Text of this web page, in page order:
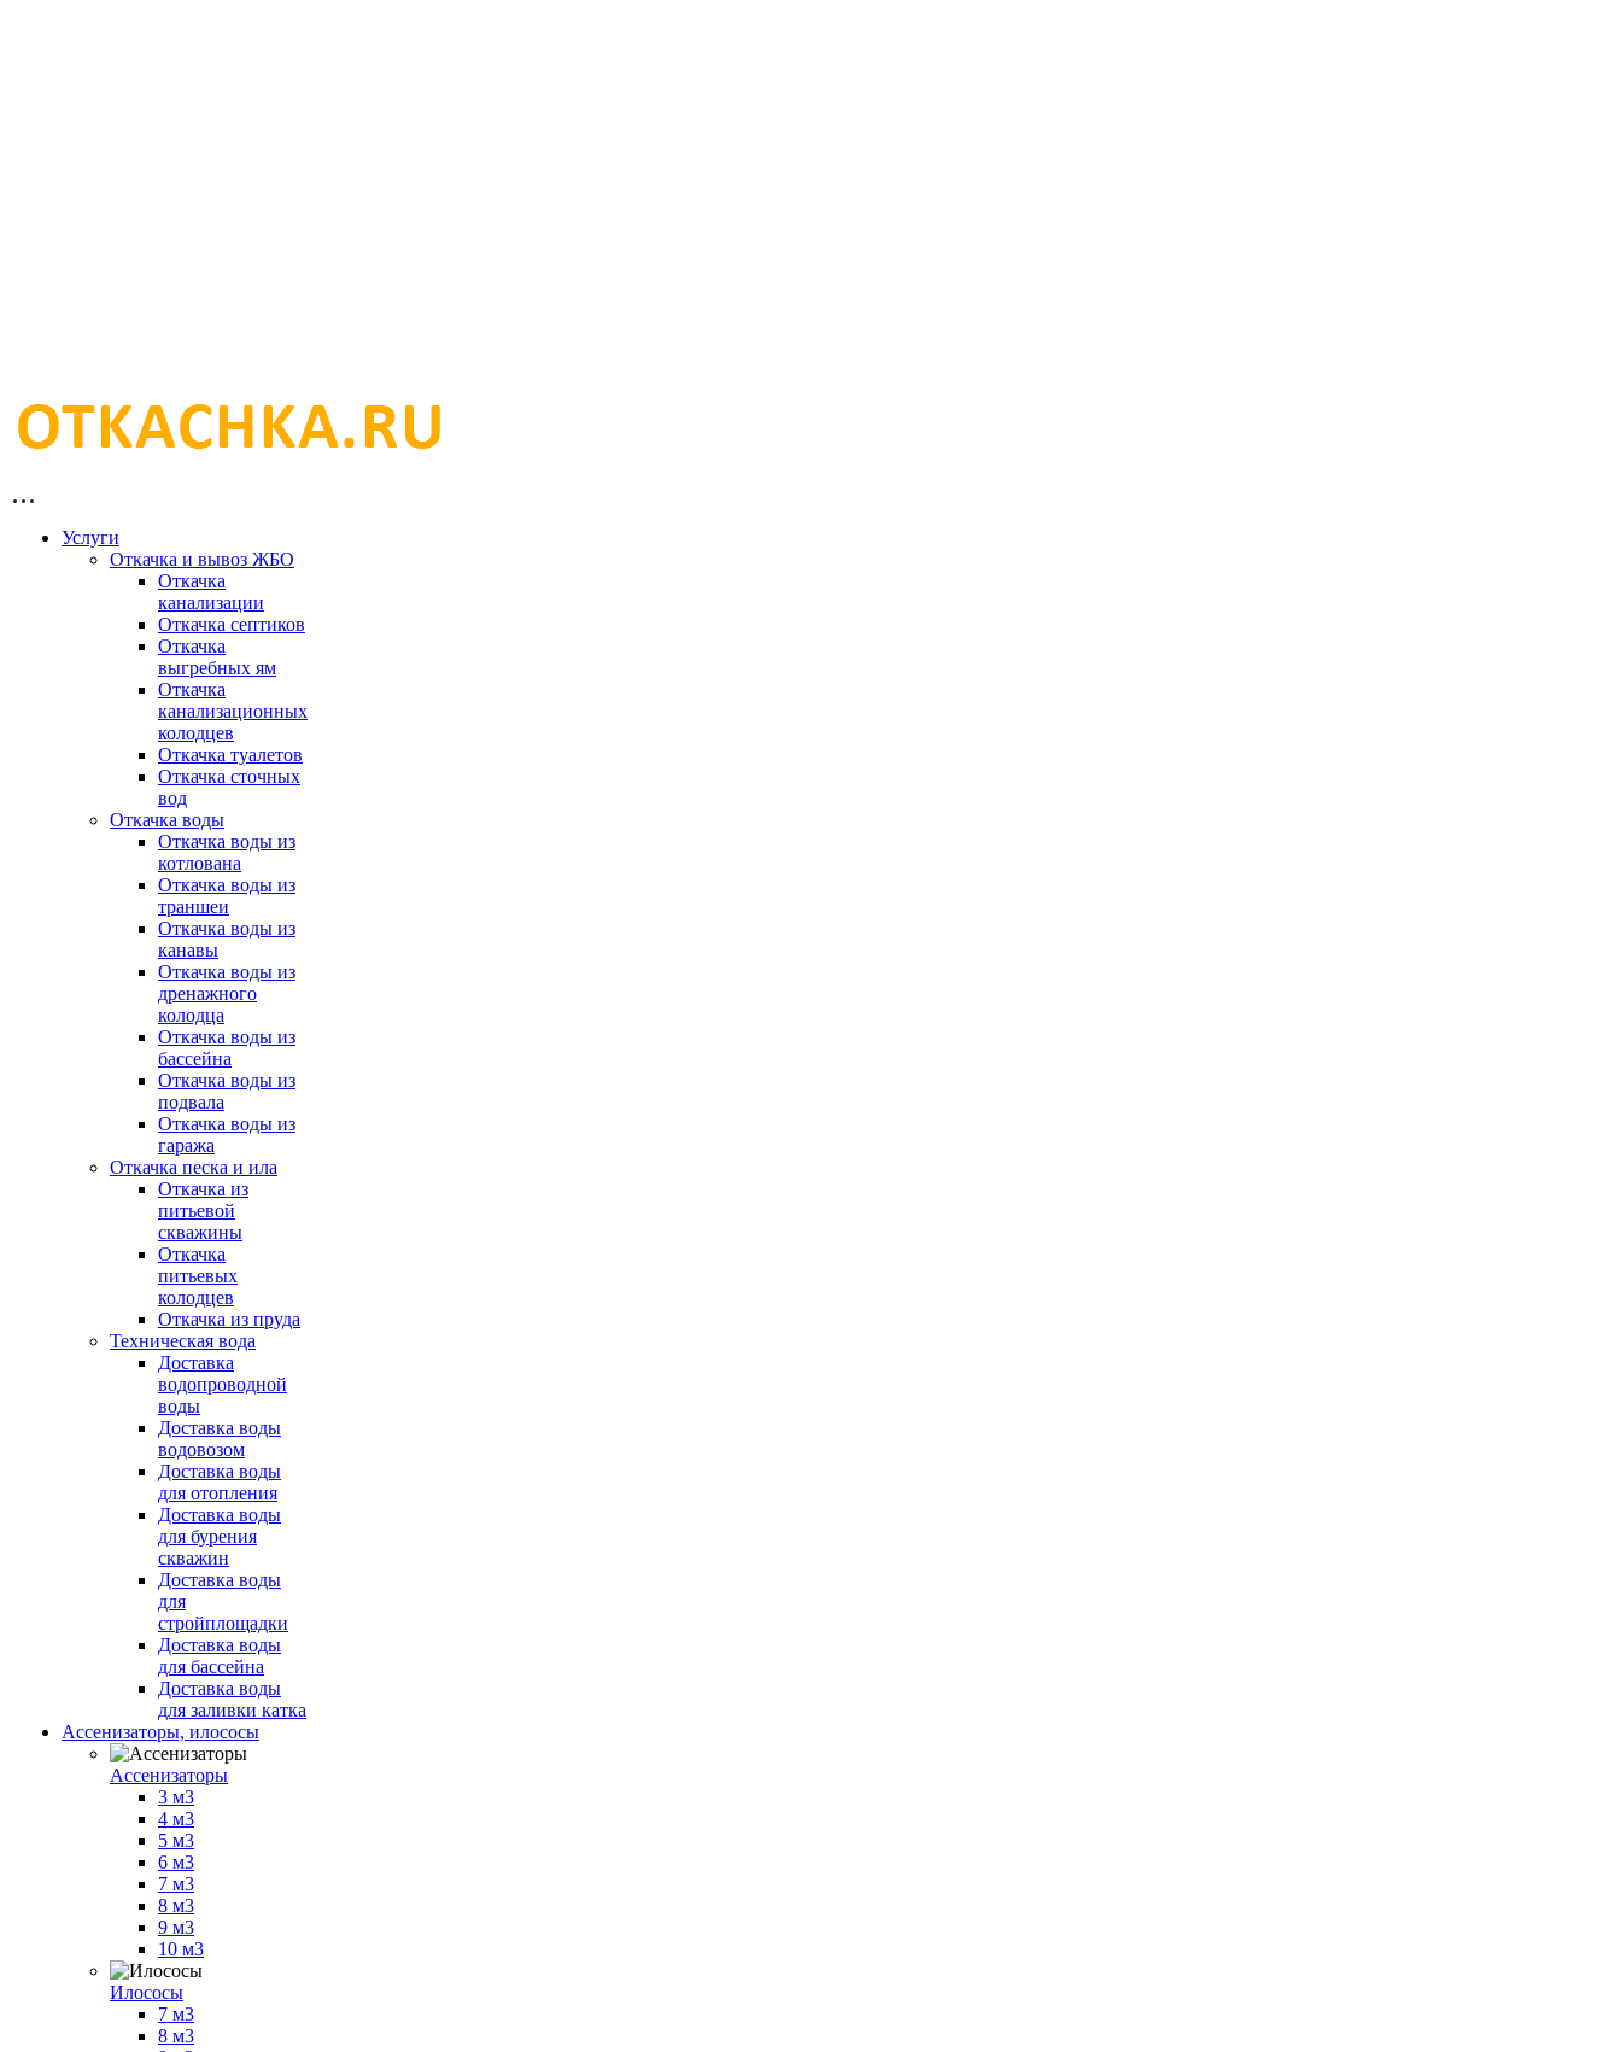
Услуги
Откачка и вывоз ЖБО
Откачка
канализации
Откачка септиков
Откачка
выгребных ям
Откачка
канализационных
колодцев
Откачка туалетов
Откачка сточных
вод
Откачка воды
Откачка воды из
котлована
Откачка воды из
траншеи
Откачка воды из
канавы
Откачка воды из
дренажного
колодца
Откачка воды из
бассейна
Откачка воды из
подвала
Откачка воды из
гаража
Откачка песка и ила
Откачка из
питьевой
скважины
Откачка
питьевых
колодцев
Откачка из пруда
Техническая вода
Доставка
водопроводной
воды
Доставка воды
водовозом
Доставка воды
для отопления
Доставка воды
для бурения
скважин
Доставка воды
для
стройплощадки
Доставка воды
для бассейна
Доставка воды
для заливки катка
Ассенизаторы, илососы
Ассенизаторы
3 м3
4 м3
5 м3
6 м3
7 м3
8 м3
9 м3
10 м3
Илососы
7 м3
8 м3